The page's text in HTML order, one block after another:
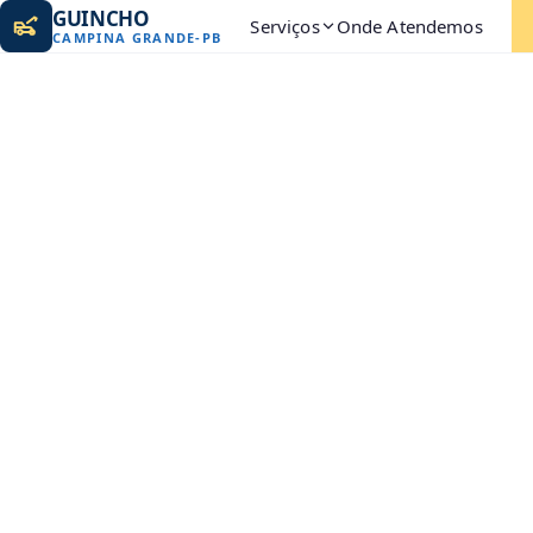
GUINCHO
CAMPINA GRANDE- PB Serviços Onde Atendemos